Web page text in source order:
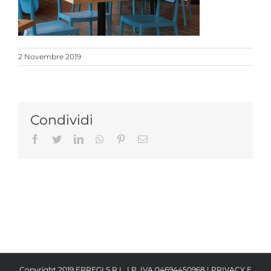
2 Novembre 2019
Condividi
Facebook
TwitterLinkedInWhatsappPinterestEmail